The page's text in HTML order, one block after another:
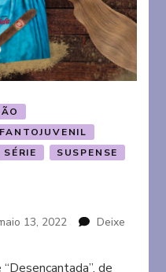
SÉRIE SUSPENSE
13, 2022
Deixe
de